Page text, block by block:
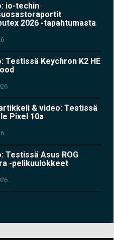
io-techin
2026 -tapahtumasta
Testissä Keychron K2 HE
& video: Testissä
Pixel 10a
Testissä Asus ROG
-pelikuulokkeet